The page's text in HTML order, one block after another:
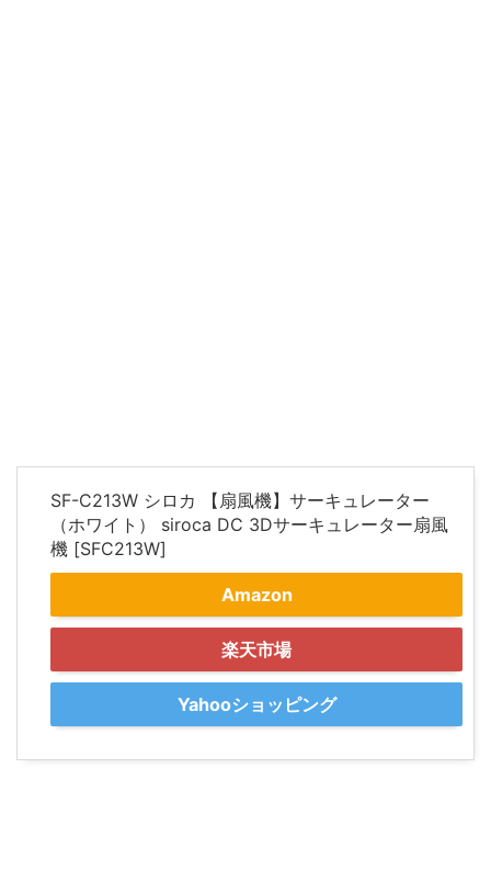
SF-C213W シロカ 【扇風機】サーキュレーター
（ホワイト） siroca DC 3Dサーキュレーター扇風
機 [SFC213W]
Amazon
楽天市場
Yahooショッピング